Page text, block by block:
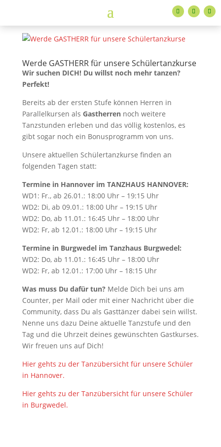
Werde GASTHERR für unsere Schülertanzkurse
Wir suchen DICH! Du willst noch mehr tanzen?
Perfekt!
Bereits ab der ersten Stufe können Herren in
Parallelkursen als Gastherrennoch weitere
Tanzstunden erleben und das völlig kostenlos, es
gibt sogar noch ein Bonusprogramm von uns.
Unsere aktuellen Schülertanzkurse finden an
folgenden Tagen statt:
Termine in Hannover im TANZHAUS HANNOVER:
WD1: Fr., ab 26.01.: 18:00 Uhr – 19:15 Uhr
WD2: Di, ab 09.01.: 18:00 Uhr – 19:15 Uhr
WD2: Do, ab 11.01.: 16:45 Uhr – 18:00 Uhr
WD2: Fr, ab 12.01.: 18:00 Uhr – 19:15 Uhr
Termine in Burgwedel im Tanzhaus Burgwedel:
WD2: Do, ab 11.01.: 16:45 Uhr – 18:00 Uhr
WD2: Fr, ab 12.01.: 17:00 Uhr – 18:15 Uhr
Was muss Du dafür tun? Melde Dich bei uns am
Counter, per Mail oder mit einer Nachricht über die
Community, dass Du als Gasttänzer dabei sein willst.
Nenne uns dazu Deine aktuelle Tanzstufe und den
Tag und die Uhrzeit deines gewünschten Gastkurses.
Wir freuen uns auf Dich!
Hier gehts zu der Tanzübersicht für unsere Schüler
in Hannover.
Hier gehts zu der Tanzübersicht für unsere Schüler
in Burgwedel.